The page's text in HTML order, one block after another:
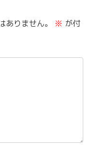
りません。 ※ が付